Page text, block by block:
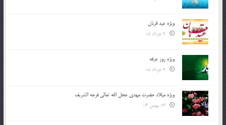
ویژه عید قربان
ویژه روز عرفه
ویژه میلاد حضرت مهدی عجل الله تعالی فرجه الشريف